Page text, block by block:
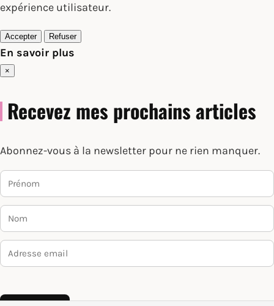
expérience utilisateur.
Accepter Refuser
En savoir plus
×
Recevez mes prochains articles
Abonnez-vous à la newsletter pour ne rien manquer.